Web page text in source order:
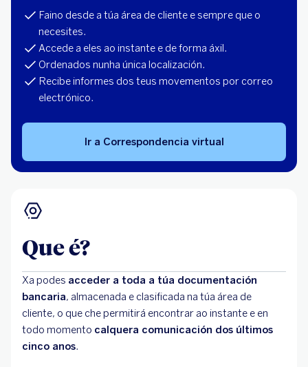
Faino desde a túa área de cliente e sempre que o
necesites.
Accede a eles ao instante e de forma áxil.
Ordenados nunha única localización.
Recibe informes dos teus movementos por correo
electrónico.
Ir a Correspondencia virtual
Que é?
Xa podes acceder a toda a túa documentación
bancaria, almacenada e clasificada na túa área de
cliente, o que che permitirá encontrar ao instante e en
todo momento calquera comunicación dos últimos
cinco anos.